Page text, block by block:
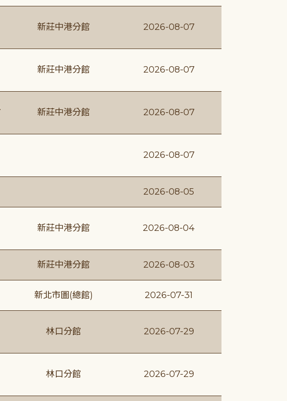
新莊中港分館 2026-08-07
新莊中港分館 2026-08-07
新莊中港分館 2026-08-07
2026-08-07
2026-08-05
新莊中港分館 2026-08-04
新莊中港分館 2026-08-03
新北市圖(總館) 2026-07-31
林口分館 2026-07-29
林口分館 2026-07-29